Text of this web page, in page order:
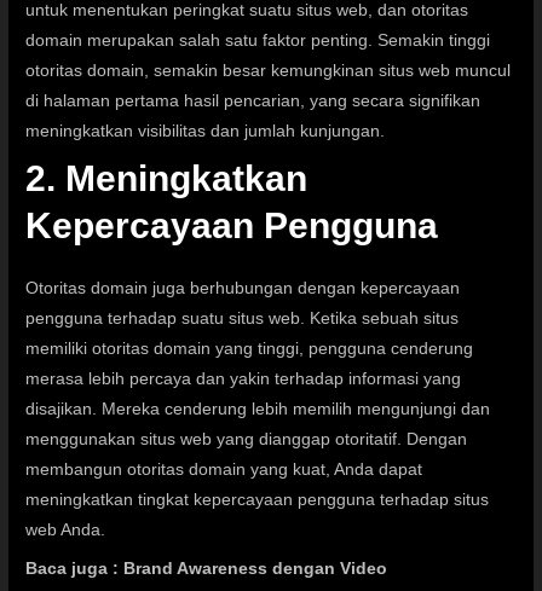
untuk menentukan peringkat suatu situs web, dan otoritas
domain merupakan salah satu faktor penting. Semakin tinggi
otoritas domain, semakin besar kemungkinan situs web muncul
di halaman pertama hasil pencarian, yang secara signifikan
meningkatkan visibilitas dan jumlah kunjungan.
2. Meningkatkan
Kepercayaan Pengguna
Otoritas domain juga berhubungan dengan kepercayaan
pengguna terhadap suatu situs web. Ketika sebuah situs
memiliki otoritas domain yang tinggi, pengguna cenderung
merasa lebih percaya dan yakin terhadap informasi yang
disajikan. Mereka cenderung lebih memilih mengunjungi dan
menggunakan situs web yang dianggap otoritatif. Dengan
membangun otoritas domain yang kuat, Anda dapat
meningkatkan tingkat kepercayaan pengguna terhadap situs
web Anda.
Baca juga : Brand Awareness dengan Video